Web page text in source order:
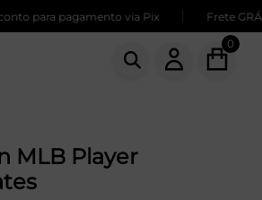
para pagamento via Pix | Frete GRÁTIS
0
MLB Player